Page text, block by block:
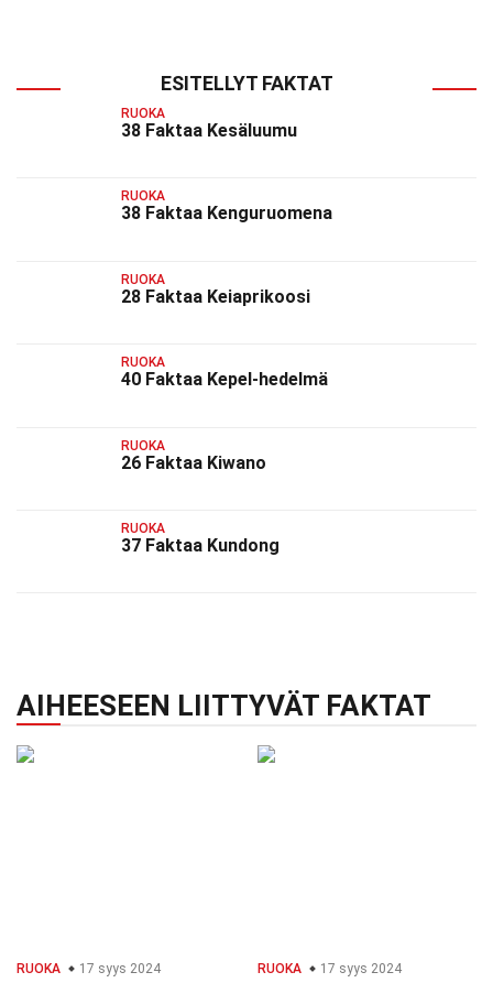
ESITELLYT FAKTAT
RUOKA
38 Faktaa Kesäluumu
RUOKA
38 Faktaa Kenguruomena
RUOKA
28 Faktaa Keiaprikoosi
RUOKA
40 Faktaa Kepel-hedelmä
RUOKA
26 Faktaa Kiwano
RUOKA
37 Faktaa Kundong
AIHEESEEN LIITTYVÄT FAKTAT
RUOKA 17 syys 2024 RUOKA 17 syys 2024